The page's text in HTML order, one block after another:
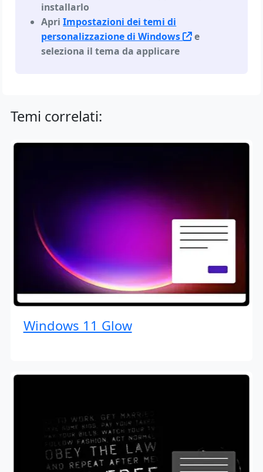
installarlo
ApriImpostazioni dei temi di
personalizzazione di Windows
e
seleziona il tema da applicare
Temi correlati:
Windows 11 Glow